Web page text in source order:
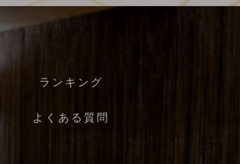
ランキング
よくある質問